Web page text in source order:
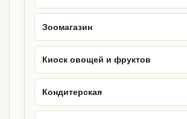
Зоомагазин
Киоск овощей и фруктов
Кондитерская